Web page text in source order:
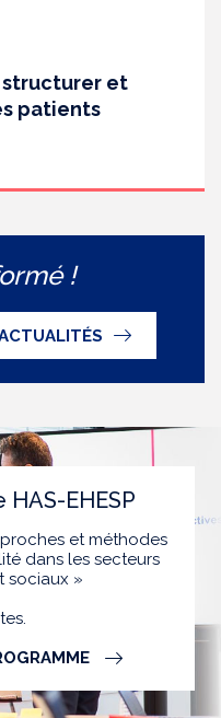
structurer et
patients
!
EHESP
et méthodes
dans les secteurs
sociaux »